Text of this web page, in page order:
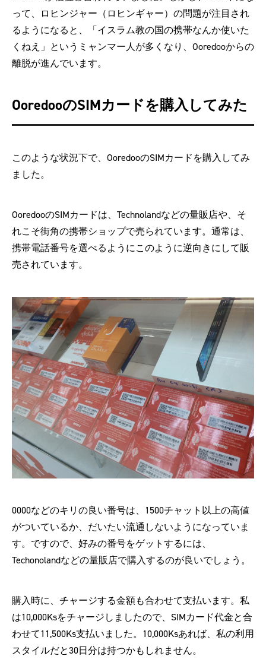
って、ロヒンジャー（ロヒンギャー）の問題が注目され
るようになると、「イスラム教の国の携帯なんか使いた
くねえ」というミャンマー人が多くなり、Ooredooからの
離脱が進んでいます。
OoredooのSIMカードを購入してみた
このような状況下で、OoredooのSIMカードを購入してみ
ました。
OoredooのSIMカードは、Technolandなどの量販店や、そ
れこそ街角の携帯ショップで売られています。通常は、
携帯電話番号を選べるようにこのように逆向きにして販
売されています。
0000などのキリの良い番号は、1500チャット以上の高値
がついているか、だいたい流通しないようになっていま
す。ですので、好みの番号をゲットするには、
Techonolandなどの量販店で購入するのが良いでしょう。
購入時に、チャージする金額も合わせて支払います。私
は10,000Ksをチャージしましたので、SIMカード代金と合
わせて11,500Ks支払いました。10,000Ksあれば、私の利用
スタイルだと30日分は持つかもしれません。